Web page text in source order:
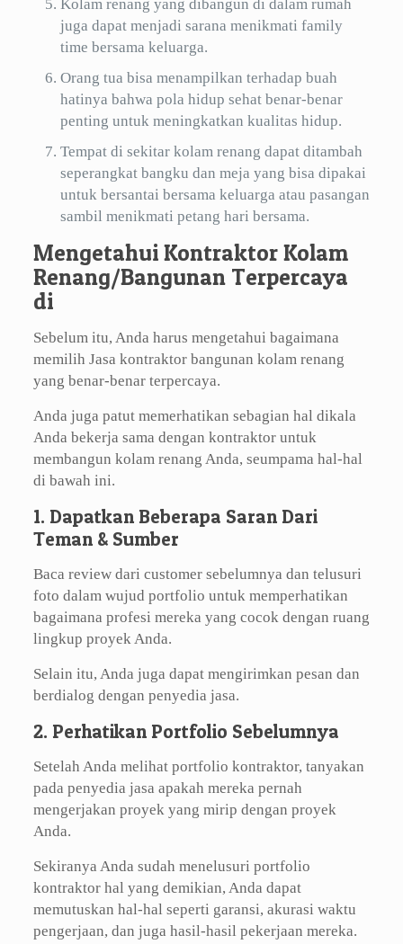
Kolam renang yang dibangun di dalam rumah
juga dapat menjadi sarana menikmati family
time bersama keluarga.
Orang tua bisa menampilkan terhadap buah
hatinya bahwa pola hidup sehat benar-benar
penting untuk meningkatkan kualitas hidup.
Tempat di sekitar kolam renang dapat ditambah
seperangkat bangku dan meja yang bisa dipakai
untuk bersantai bersama keluarga atau pasangan
sambil menikmati petang hari bersama.
Mengetahui Kontraktor Kolam
Renang/Bangunan Terpercaya
di
Sebelum itu, Anda harus mengetahui bagaimana
memilih Jasa kontraktor bangunan kolam renang
yang benar-benar terpercaya.
Anda juga patut memerhatikan sebagian hal dikala
Anda bekerja sama dengan kontraktor untuk
membangun kolam renang Anda, seumpama hal-hal
di bawah ini.
1. Dapatkan Beberapa Saran Dari
Teman & Sumber
Baca review dari customer sebelumnya dan telusuri
foto dalam wujud portfolio untuk memperhatikan
bagaimana profesi mereka yang cocok dengan ruang
lingkup proyek Anda.
Selain itu, Anda juga dapat mengirimkan pesan dan
berdialog dengan penyedia jasa.
2. Perhatikan Portfolio Sebelumnya
Setelah Anda melihat portfolio kontraktor, tanyakan
pada penyedia jasa apakah mereka pernah
mengerjakan proyek yang mirip dengan proyek
Anda.
Sekiranya Anda sudah menelusuri portfolio
kontraktor hal yang demikian, Anda dapat
memutuskan hal-hal seperti garansi, akurasi waktu
pengerjaan, dan juga hasil-hasil pekerjaan mereka.